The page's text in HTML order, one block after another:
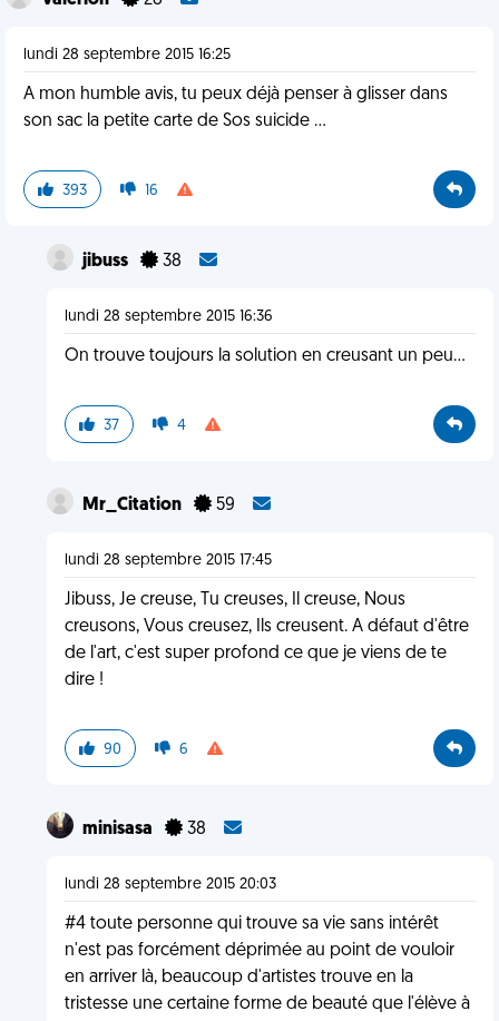
lundi 28 septembre 2015 16:25
A mon humble avis, tu peux déjà penser à glisser dans
son sac la petite carte de Sos suicide ...
393 16
jibuss 38
lundi 28 septembre 2015 16:36
On trouve toujours la solution en creusant un peu...
37 4
Mr_Citation 59
lundi 28 septembre 2015 17:45
Jibuss, Je creuse, Tu creuses, Il creuse, Nous
creusons, Vous creusez, Ils creusent. A défaut d'être
de l'art, c'est super profond ce que je viens de te
dire !
90 6
minisasa 38
lundi 28 septembre 2015 20:03
#4 toute personne qui trouve sa vie sans intérêt
n'est pas forcément déprimée au point de vouloir
en arriver là, beaucoup d'artistes trouve en la
tristesse une certaine forme de beauté que l'élève à